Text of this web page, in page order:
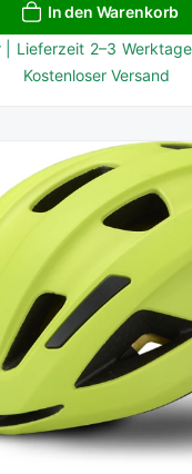
In den Warenkorb
| Lieferzeit 2–3
Kostenloser Versand